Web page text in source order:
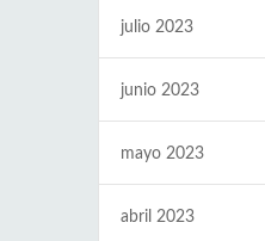
julio 2023
junio 2023
mayo 2023
abril 2023